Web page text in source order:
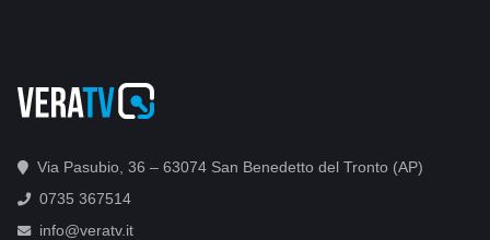
Via Pasubio, 36 – 63074 San Benedetto del Tronto (AP)
0735 367514
info@veratv.it